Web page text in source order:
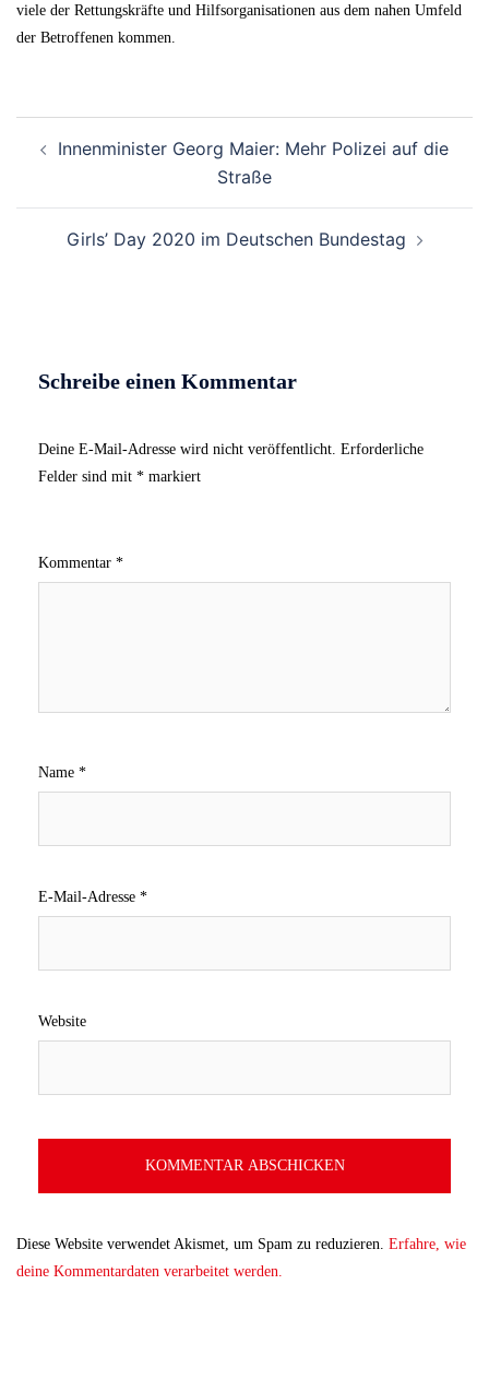
viele der Rettungskräfte und Hilfsorganisationen aus dem nahen Umfeld
der Betroffenen kommen.
Navigation
Innenminister Georg Maier: Mehr Polizei auf die
Straße
Girls’ Day 2020 im Deutschen Bundestag
Schreibe einen Kommentar
Deine E-Mail-Adresse wird nicht veröffentlicht. Erforderliche
Felder sind mit * markiert
Kommentar *
Name *
E-Mail-Adresse *
Website
Diese Website verwendet Akismet, um Spam zu reduzieren. Erfahre, wie
deine Kommentardaten verarbeitet werden.